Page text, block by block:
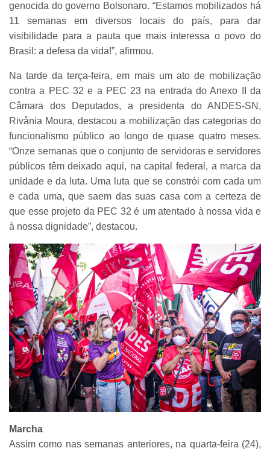
genocida do governo Bolsonaro. “Estamos mobilizados há
11 semanas em diversos locais do país, para dar
visibilidade para a pauta que mais interessa o povo do
Brasil: a defesa da vida!”, afirmou.
Na tarde da terça-feira, em mais um ato de mobilização
contra a PEC 32 e a PEC 23 na entrada do Anexo II da
Câmara dos Deputados, a presidenta do ANDES-SN,
Rivânia Moura, destacou a mobilização das categorias do
funcionalismo público ao longo de quase quatro meses.
“Onze semanas que o conjunto de servidoras e servidores
públicos têm deixado aqui, na capital federal, a marca da
unidade e da luta. Uma luta que se constrói com cada um
e cada uma, que saem das suas casa com a certeza de
que esse projeto da PEC 32 é um atentado à nossa vida e
à nossa dignidade”, destacou.
Marcha
Assim como nas semanas anteriores, na quarta-feira (24),